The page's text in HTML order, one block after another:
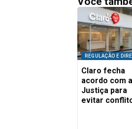
REGULAÇÃO E
Claro fecha
acordo com a
Justiça para
evitar